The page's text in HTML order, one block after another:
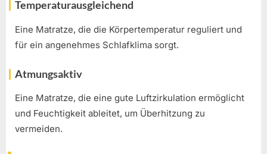
Temperaturausgleichend
Eine Matratze, die die Körpertemperatur reguliert und
für ein angenehmes Schlafklima sorgt.
Atmungsaktiv
Eine Matratze, die eine gute Luftzirkulation ermöglicht
und Feuchtigkeit ableitet, um Überhitzung zu
vermeiden.